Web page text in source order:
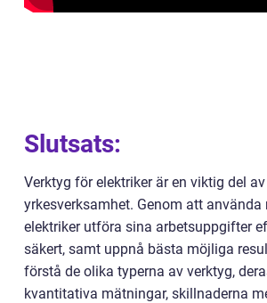
Slutsats:
Verktyg för elektriker är en viktig del
yrkesverksamhet. Genom att använda
elektriker utföra sina arbetsuppgifter
säkert, samt uppnå bästa möjliga
förstå de olika typerna av verktyg,
kvantitativa mätningar, skillnaderna